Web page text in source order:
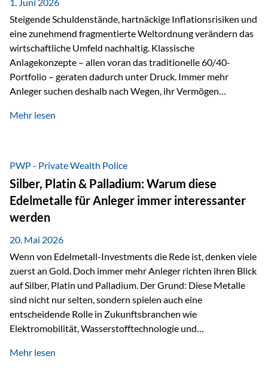
Dennoch sieht…
Steigende Schuldenstände, hartnäckige Inflationsrisiken und
eine zunehmend fragmentierte Weltordnung verändern das
wirtschaftliche Umfeld nachhaltig. Klassische
Anlagekonzepte – allen voran das traditionelle 60/40-
Portfolio – geraten dadurch unter Druck. Immer mehr
Anleger suchen deshalb nach Wegen, ihr Vermögen
Unsicherheit abzusichern. Genau hier rücken reale und
monetäre Rolle zurück Gold erlebt derzeit eine
bemerkenswerte Renaissance als monetärer Wertspeicher.
Treiber sind Rekordkäufe der Zentralbanken, geopolitische
Spannungen und ein schleichender Vertrauensverlust in
ungedeckte Papierwährungen. Wie groß dieser
Vertrauensverlust ausfällt, zeigt ein nüchterner
Mehr lesen
PWP - Private Wealth Police
Silber, Platin & Palladium: Warum diese
Edelmetalle für Anleger immer interessanter
werden
20. Mai 2026
Wenn von Edelmetall-Investments die Rede ist, denken viele
zuerst an Gold. Doch immer mehr Anleger richten ihren Blick
auf Silber, Platin und Palladium. Der Grund: Diese Metalle
sind nicht nur selten, sondern spielen auch eine
entscheidende Rolle in Zukunftsbranchen wie
Elektromobilität, Wasserstofftechnologie und
Faktoren für Investoren – begrenztes Angebot und
Mehr lesen